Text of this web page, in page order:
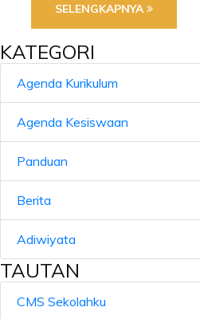
SELENGKAPNYA
KATEGORI
Agenda Kurikulum
Agenda Kesiswaan
Panduan
Berita
Adiwiyata
TAUTAN
CMS Sekolahku